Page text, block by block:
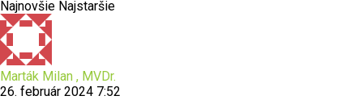
Najnovšie Najstaršie
Marták Milan , MVDr.
26. február 2024 7:52